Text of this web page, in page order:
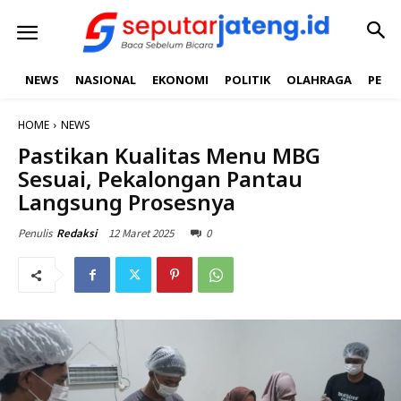
NEWS NASIONAL EKONOMI POLITIK OLAHRAGA
HOME NEWS
Pastikan Kualitas Menu MBG
Sesuai, Pekalongan Pantau
Langsung Prosesnya
Penulis Redaksi 12 Maret 2025 0